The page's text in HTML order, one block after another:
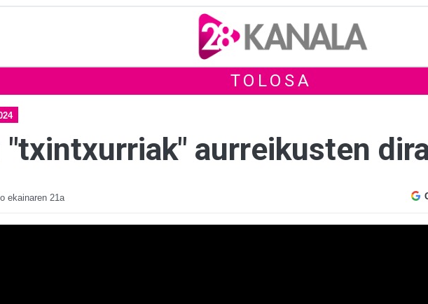
TOLOSA
"txintxurriak" aurreikusten
ekainaren 21a